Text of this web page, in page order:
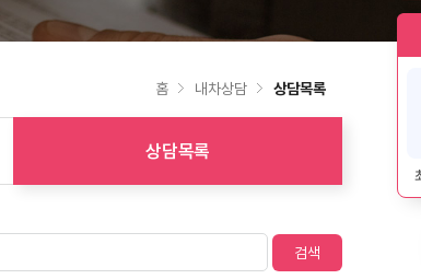
홈 내차상담 상담목록
상담목록